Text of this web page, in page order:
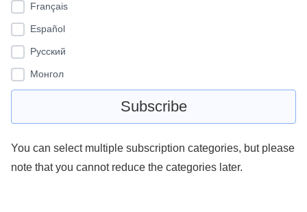
Français
Español
Pусский
Монгол
You can select multiple subscription categories, but please
note that you cannot reduce the categories later.